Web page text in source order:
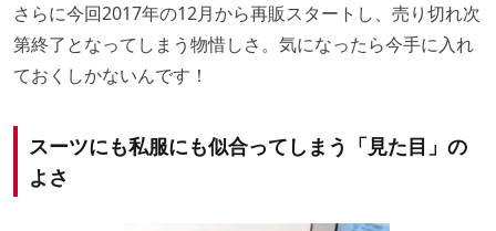
さらに今回2017年の12月から再販スタートし、売り切れ次
第終了となってしまう物惜しさ。気になったら今手に入れ
ておくしかないんです！
スーツにも私服にも似合ってしまう「見た目」の
よさ